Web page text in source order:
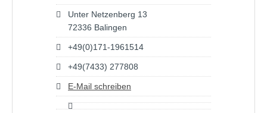
Unter Netzenberg 13
72336 Balingen
+49(0)171-1961514
+49(7433) 277808
E-Mail schreiben